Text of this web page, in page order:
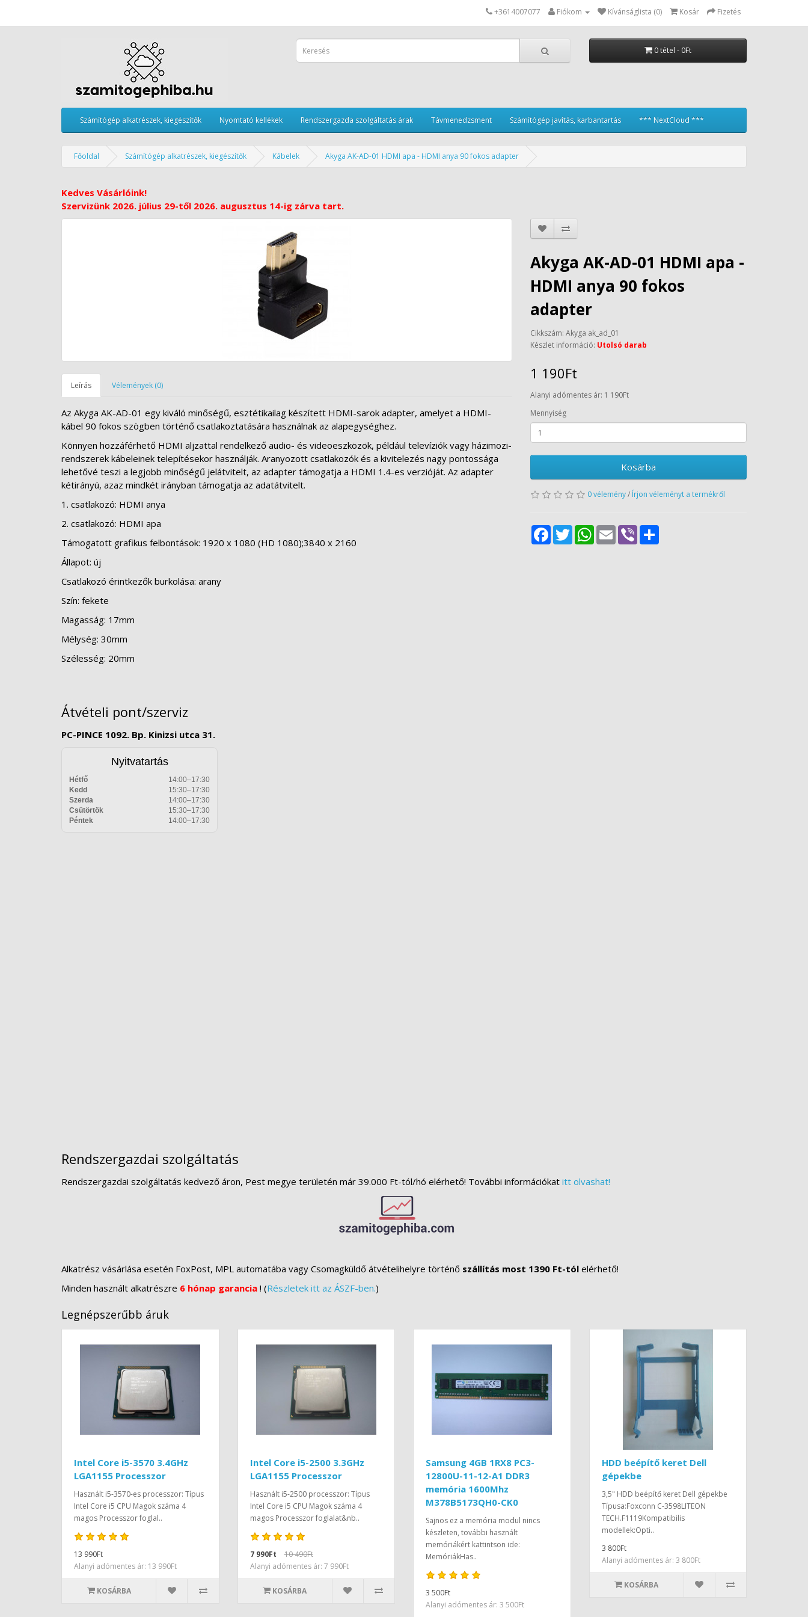
+3614007077 Fiókom Kívánságlista (0) Kosár Fizetés
0 tétel - 0Ft
Számítógép alkatrészek, kiegészítők Nyomtató kellékek Rendszergazda szolgáltatás árak Távmenedzsment Számítógép javítás, karbantartás *** NextCloud ***
Főoldal Számítógép alkatrészek, kiegészítők Kábelek Akyga AK-AD-01 HDMI apa - HDMI anya 90 fokos adapter
Kedves Vásárlóink!
Szervizünk 2026. július 29-től 2026. augusztus 14-ig zárva tart.
Leírás Vélemények (0)
Az Akyga AK-AD-01 egy kiváló minőségű, esztétikailag készített HDMI-sarok adapter, amelyet a HDMI-
kábel 90 fokos szögben történő csatlakoztatására használnak az alapegységhez.
Könnyen hozzáférhető HDMI aljzattal rendelkező audio- és videoeszközök, például televíziók vagy házimozi-
rendszerek kábeleinek telepítésekor használják. Aranyozott csatlakozók és a kivitelezés nagy pontossága
lehetővé teszi a legjobb minőségű jelátvitelt, az adapter támogatja a HDMI 1.4-es verzióját. Az adapter
kétirányú, azaz mindkét irányban támogatja az adatátvitelt.
1. csatlakozó: HDMI anya
2. csatlakozó: HDMI apa
Támogatott grafikus felbontások: 1920 x 1080 (HD 1080);3840 x 2160
Állapot: új
Csatlakozó érintkezők burkolása: arany
Szín: fekete
Magasság: 17mm
Mélység: 30mm
Szélesség: 20mm
Akyga AK-AD-01 HDMI apa -
HDMI anya 90 fokos
adapter
Cikkszám: Akyga ak_ad_01
Készlet információ: Utolsó darab
1 190Ft
Alanyi adómentes ár: 1 190Ft
Mennyiség
Kosárba
0 vélemény/ Írjon véleményt a termékről
FacebookTwitter WhatsApp
Email Viber
Átvételi pont/szerviz
PC-PINCE 1092. Bp. Kinizsi utca 31.
Nyitvatartás
Hétfő
14:00–17:30
Kedd
15:30–17:30
Szerda
14:00–17:30
Csütörtök
15:30–17:30
Péntek
14:00–17:30
Rendszergazdai szolgáltatás
Rendszergazdai szolgáltatás kedvező áron, Pest megye területén már 39.000 Ft-tól/hó elérhető! További információkat itt olvashat!
Alkatrész vásárlása esetén FoxPost, MPL automatába vagy Csomagküldő átvételihelyre történő szállítás most 1390 Ft-tól elérhető!
Minden használt alkatrészre 6 hónap garancia ! (Részletek itt az ÁSZF-ben.)
Legnépszerűbb áruk
Intel Core i5-3570 3.4GHz
LGA1155 Processzor
Használt i5-3570-es processzor: Típus
Intel Core i5 CPU Magok száma 4
magos Processzor foglal..
13 990Ft
Alanyi adómentes ár: 13 990Ft
KOSÁRBA
Intel Core i5-2500 3.3GHz
LGA1155 Processzor
Használt i5-2500 processzor: Típus
Intel Core i5 CPU Magok száma 4
magos Processzor foglalat&nb..
7 990Ft
10 490Ft
Alanyi adómentes ár: 7 990Ft
KOSÁRBA
Samsung 4GB 1RX8 PC3-
12800U-11-12-A1 DDR3
memória 1600Mhz
M378B5173QH0-CK0
Sajnos ez a memória modul nincs
készleten, további használt
memóriákért kattintson ide:
MemóriákHas..
3 500Ft
Alanyi adómentes ár: 3 500Ft
HDD beépítő keret Dell
gépekbe
3,5" HDD beépítő keret Dell gépekbe
Típusa:Foxconn C-3598LITEON
TECH.F1119Kompatibilis
modellek:Opti..
3 800Ft
Alanyi adómentes ár: 3 800Ft
KOSÁRBA